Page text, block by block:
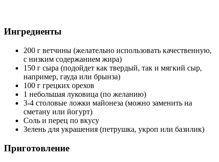
Ингредиенты
200 г ветчины (желательно использовать качественную,
с низким содержанием жира)
150 г сыра (подойдет как твердый, так и мягкий сыр,
например, гауда или брынза)
100 г грецких орехов
1 небольшая луковица (по желанию)
3-4 столовые ложки майонеза (можно заменить на
сметану или йогурт)
Соль и перец по вкусу
Зелень для украшения (петрушка, укроп или базилик)
Приготовление